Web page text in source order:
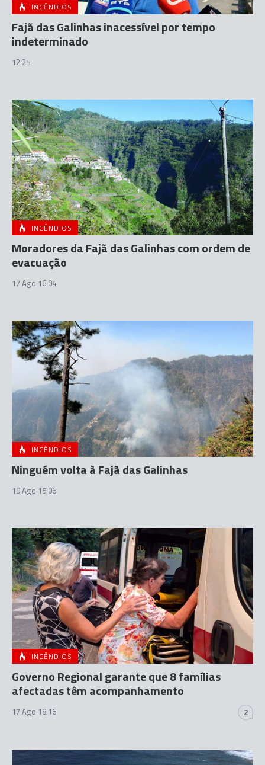
INCÊNDIOS
Fajã das Galinhas inacessível por tempo
indeterminado
12:25
INCÊNDIOS
Moradores da Fajã das Galinhas com ordem de
evacuação
17 Ago 16:04
INCÊNDIOS
Ninguém volta à Fajã das Galinhas
19 Ago 15:06
INCÊNDIOS
Governo Regional garante que 8 famílias
afectadas têm acompanhamento
17 Ago 18:16 2